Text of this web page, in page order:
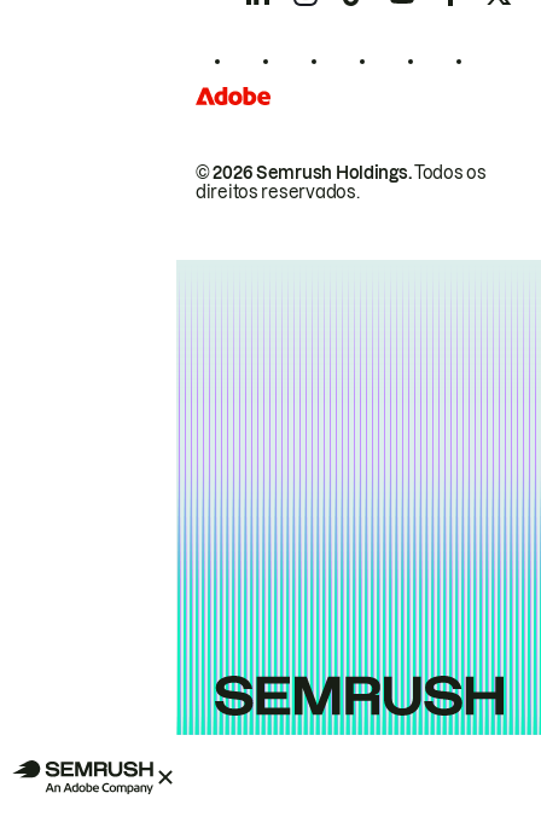
© 2026 Semrush Holdings.Todos os
direitos reservados.